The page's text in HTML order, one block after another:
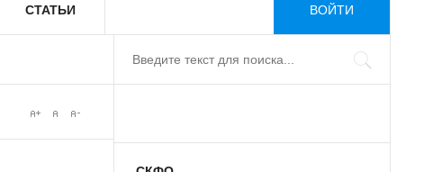
СТАТЬИ ВОЙТИ